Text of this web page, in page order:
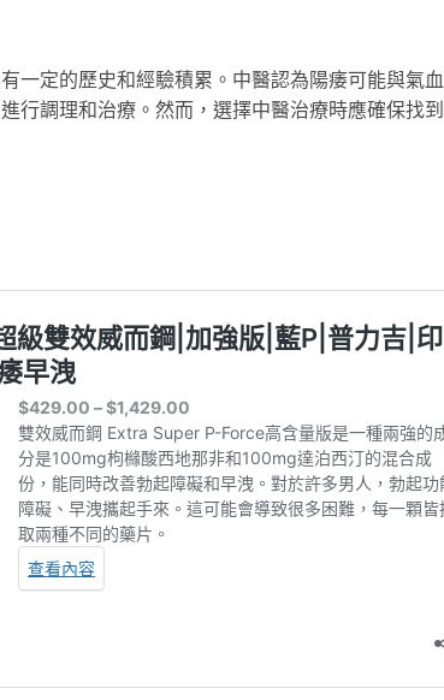
一定的歷史和經驗積累。中醫認為陽痿可能與氣
行調理和治療。然而，選擇中醫治療時應確保找